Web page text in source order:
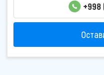
+998